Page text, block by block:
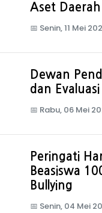
Aset
📅 Senin, 11 Mei
Dewan
dan
📅 Rabu, 06 Mei
Peringati
Beasiswa
Bullying
📅 Senin, 04 Mei